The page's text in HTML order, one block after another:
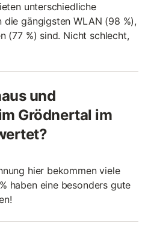
unterschiedliche
gängigsten WLAN (98 %),
(77 %) sind. Nicht schlecht,
und
Grödnertal im
hier bekommen viele
haben eine besonders gute